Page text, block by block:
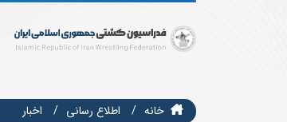
خانه اطلاع رسانی اخبار